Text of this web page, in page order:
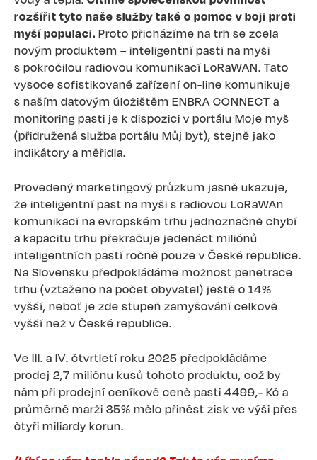
rozšířit tyto naše služby také o pomoc v boji proti
myší populaci. Proto přicházíme na trh se zcela
novým produktem – inteligentní pastí na myši
s pokročilou radiovou komunikací LoRaWAN. Tato
vysoce sofistikované zařízení on-line komunikuje
s naším datovým úložištěm ENBRA CONNECT a
monitoring pasti je k dispozici v portálu Moje myš
(přidružená služba portálu Můj byt), stejně jako
indikátory a měřidla.
Provedený marketingový průzkum jasně ukazuje,
že inteligentní past na myši s radiovou LoRaWAn
komunikací na evropském trhu jednoznačně chybí
a kapacitu trhu překračuje jedenáct miliónů
inteligentních pastí ročně pouze v České republice.
Na Slovensku předpokládáme možnost penetrace
trhu (vztaženo na počet obyvatel) ještě o 14%
vyšší, neboť je zde stupeň zamyšování celkově
vyšší než v České republice.
Ve III. a IV. čtvrtletí roku 2025 předpokládáme
prodej 2,7 miliónu kusů tohoto produktu, což by
nám při prodejní ceníkové ceně pasti 4499,- Kč a
průměrné marži 35% mělo přinést zisk ve výši přes
čtyři miliardy korun.